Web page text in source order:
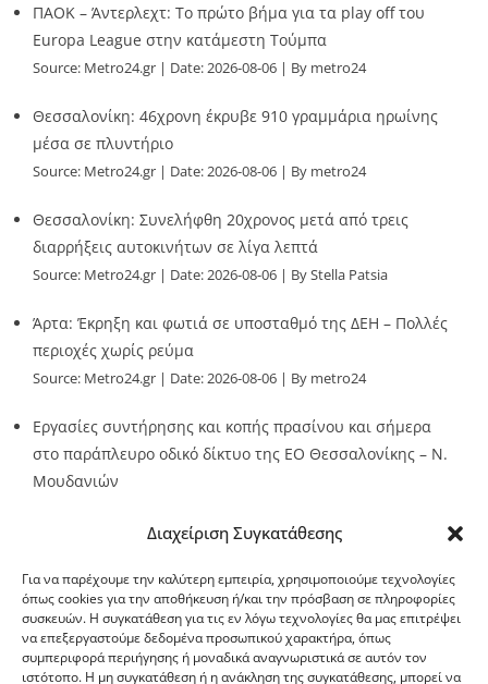
Διαχείριση Συγκατάθεσης
Για να παρέχουμε την καλύτερη εμπειρία, χρησιμοποιούμε τεχνολογίες
όπως cookies για την αποθήκευση ή/και την πρόσβαση σε πληροφορίες
συσκευών. Η συγκατάθεση για τις εν λόγω τεχνολογίες θα μας επιτρέψει
να επεξεργαστούμε δεδομένα προσωπικού χαρακτήρα, όπως
συμπεριφορά περιήγησης ή μοναδικά αναγνωριστικά σε αυτόν τον
ιστότοπο. Η μη συγκατάθεση ή η ανάκληση της συγκατάθεσης, μπορεί να
ΠΑΟΚ – Άντερλεχτ: Το πρώτο βήμα για τα play off του
Europa League στην κατάμεστη Τούμπα
Source: Metro24.gr Date: 2026-08-06 By metro24
Θεσσαλονίκη: 46χρονη έκρυβε 910 γραμμάρια ηρωίνης
μέσα σε πλυντήριο
Source: Metro24.gr Date: 2026-08-06 By metro24
Θεσσαλονίκη: Συνελήφθη 20χρονος μετά από τρεις
διαρρήξεις αυτοκινήτων σε λίγα λεπτά
Source: Metro24.gr Date: 2026-08-06 By Stella Patsia
Άρτα: Έκρηξη και φωτιά σε υποσταθμό της ΔΕΗ – Πολλές
περιοχές χωρίς ρεύμα
Source: Metro24.gr Date: 2026-08-06 By metro24
Εργασίες συντήρησης και κοπής πρασίνου και σήμερα
στο παράπλευρο οδικό δίκτυο της ΕΟ Θεσσαλονίκης – Ν.
Μουδανιών
G-point.gr